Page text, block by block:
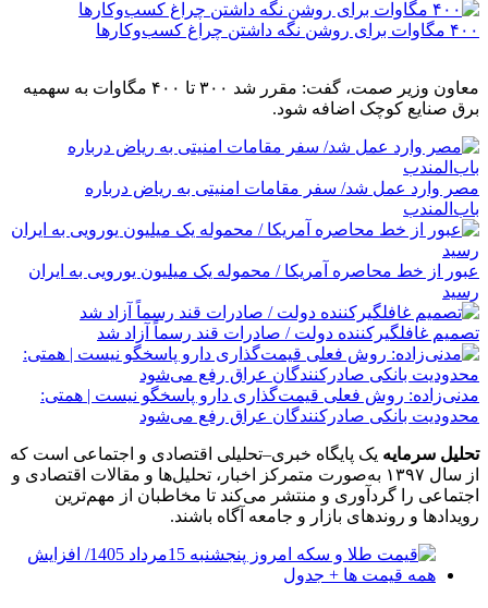
۴۰۰ مگاوات برای روشن نگه داشتن چراغ کسب‌وکار‌ها
معاون وزیر صمت، گفت: مقرر شد ۳۰۰ تا ۴۰۰ مگاوات به سهمیه
برق صنایع کوچک اضافه شود.
مصر وارد عمل شد/ سفر مقامات امنیتی به ریاض درباره
باب‌المندب
عبور از خط محاصره آمریکا / محموله یک میلیون یورویی به ایران
رسید
تصمیم غافلگیرکننده دولت / صادرات قند رسماً آزاد شد
مدنی‌زاده: روش فعلی قیمت‌گذاری دارو پاسخگو نیست | همتی:
محدودیت بانکی صادرکنندگان عراق رفع می‌شود
تحلیل سرمایه یک پایگاه خبری–تحلیلی اقتصادی و اجتماعی است که
از سال ۱۳۹۷ به‌صورت متمرکز اخبار، تحلیل‌ها و مقالات اقتصادی و
اجتماعی را گردآوری و منتشر می‌کند تا مخاطبان از مهم‌ترین
رویدادها و روندهای بازار و جامعه آگاه باشند.